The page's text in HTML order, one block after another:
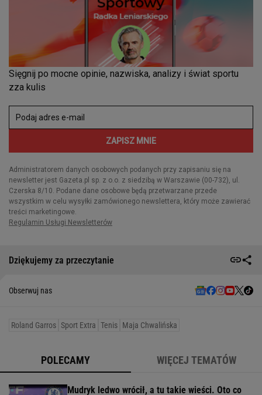
Dziękujemy za przeczytanie
Obserwuj nas
Roland Garros Sport Extra Tenis Maja Chwalińska
POLECAMY WIĘCEJ TEMATÓW
Mudryk ledwo wrócił, a tu takie wieści. Oto co